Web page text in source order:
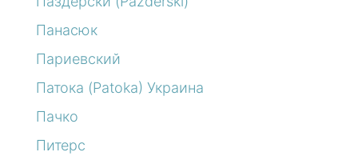
Панасюк
Париевский
Патока (Patoka) Украина
Пачко
Питерс